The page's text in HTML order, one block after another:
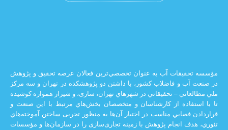
آب به عنوان تخصصي‌ترين فعالان عرصه تحقيق و پژوهش
و فاضلاب كشور، با داشتن دو پژوهشكده در تهران و سه مركز
– تحقيقاتي در شهرهاي تهران،‌ ساری، و شيراز‌ همواره كوشيده
از كارشناسان و متخصصان بخش‌هاي مرتبط با اين صنعت و
مناسب در اختيار آن‌ها به منظور تجربی ساختن آموخته‌هاي
انجام پژوهش با زمينه تجاری‌سازی را در سازمان‌ها و مؤسسات